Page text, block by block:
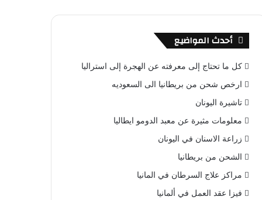
أحدث المواضيع
كل ما تحتاج إلى معرفته عن الهجرة إلى استراليا
ارخص شحن من بريطانيا الى السعوديه
تاشيرة اليونان
معلومات مثيرة عن معبد الدومو ايطاليا
زراعة الاسنان في اليونان
الشحن من بريطانيا
مراكز علاج السرطان في المانيا
فيزا عقد العمل في ألمانيا